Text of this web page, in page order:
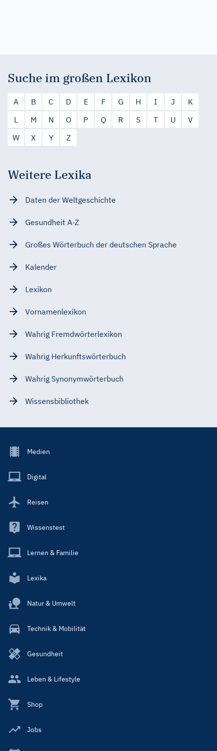
Suche im großen Lexikon
A B C D E F G H I J
K
L
M N O P Q R S T U
V
W
X Y Z
Weitere Lexika
Daten der Weltgeschichte
Gesundheit A-Z
Großes Wörterbuch der deutschen Sprache
Kalender
Lexikon
Vornamenlexikon
Wahrig Fremdwörterlexikon
Wahrig Herkunftswörterbuch
Wahrig Synonymwörterbuch
Wissensbibliothek
Footer
Main
Medien
Digital
Reisen
Wissenstest
Lernen & Familie
Lexika
Natur & Umwelt
Technik & Mobilität
Gesundheit
Leben & Lifestyle
Shop
Jobs